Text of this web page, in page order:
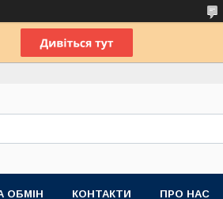
ОБМІН КОНТАКТИ ПРО НАС